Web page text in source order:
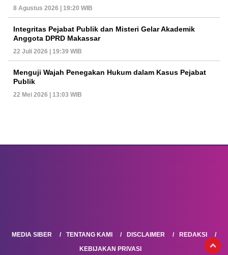
8 Agustus 2026 | 19:20 WIB
Integritas Pejabat Publik dan Misteri Gelar Akademik
Anggota DPRD Makassar
22 Juli 2026 | 19:39 WIB
Menguji Wajah Penegakan Hukum dalam Kasus Pejabat
Publik
22 Mei 2026 | 13:03 WIB
MEDIA SIBER TENTANG KAMI DISCLAIMER
REDAKSI
KEBIJAKAN PRIVASI